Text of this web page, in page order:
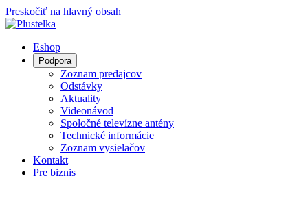
Preskočiť na hlavný obsah
Eshop
Podpora
Zoznam predajcov
Odstávky
Aktuality
Videonávod
Spoločné televízne antény
Technické informácie
Zoznam vysielačov
Kontakt
Pre biznis